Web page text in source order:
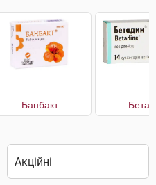
Банбакт